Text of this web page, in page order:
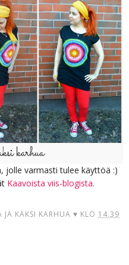
jolle varmasti tulee käyttöä :)
Kaavoista viis-blogista.
KAKSI KARHUA ♥ KLO 14.39